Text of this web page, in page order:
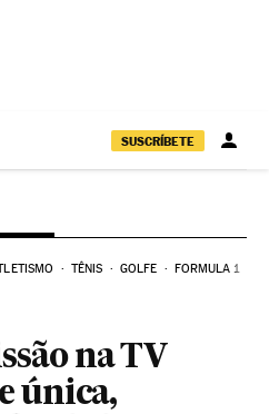
SUSCRÍBETE
TÊNIS GOLFE FORMULA 1
na TV
única,